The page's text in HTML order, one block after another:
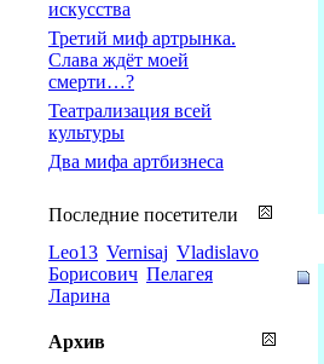
искусства
Третий миф артрынка.
Слава ждёт моей
смерти…?
Театрализация всей
культуры
Два мифа артбизнеса
Последние посетители
Leo13 Vernisaj Vladislavo
Борисович Пелагея
Ларина
Архив